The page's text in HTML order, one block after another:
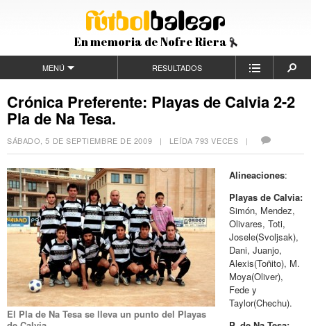
En memoria de Nofre Riera
MENÚ RESULTADOS
Crónica Preferente: Playas de Calvia 2-2
Pla de Na Tesa.
SÁBADO, 5 DE SEPTIEMBRE DE 2009 | LEÍDA 793 VECES |
El Pla de Na Tesa se lleva un punto del Playas
Alineaciones:
Playas de Calvia:
Simón, Mendez,
Olivares, Toti,
Josele(Svoljsak),
Dani, Juanjo,
Alexis(Toñito), M.
Moya(Oliver),
Fede y
Taylor(Chechu).